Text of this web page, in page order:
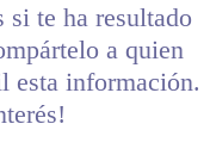
si te ha resultado
a quien
esta información.